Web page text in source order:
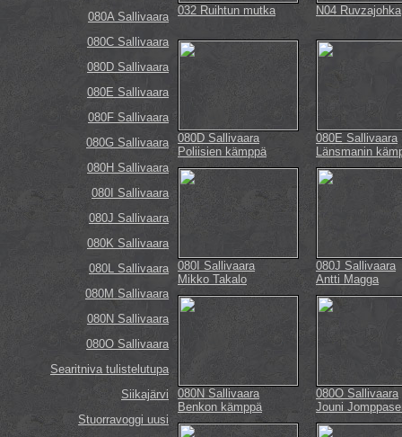
080A Sallivaara
080C Sallivaara
080D Sallivaara
080E Sallivaara
080F Sallivaara
080G Sallivaara
080H Sallivaara
080I Sallivaara
080J Sallivaara
080K Sallivaara
080L Sallivaara
080M Sallivaara
080N Sallivaara
080O Sallivaara
Searitniva tulistelutupa
Siikajärvi
Stuorravoggi uusi
032 Ruihtun mutka N04 Ruvzajohka
080D Sallivaara
Poliisien kämppä
080E Sallivaara
Länsmanin
080I Sallivaara
Mikko Takalo
080J Sallivaara
Antti Magga
080N Sallivaara
Benkon kämppä
080O Sallivaara
Jouni